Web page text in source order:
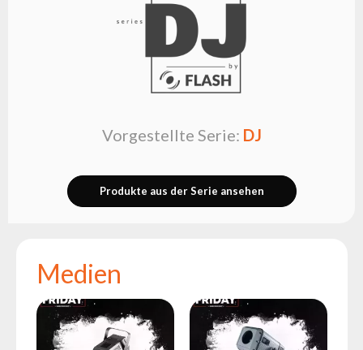
Wählen
Serie
Vorgestellte Serie: DJ
Produkte aus der Serie ansehen
Medien